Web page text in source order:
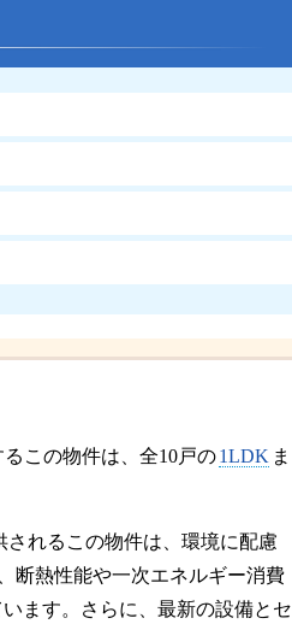
るこの物件は、全10戸の1LDK ま
れるこの物件は、環境に配慮
断熱性能や一次エネルギー消費
ます。さらに、最新の設備とセ